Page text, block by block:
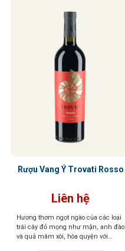
Rượu Vang Ý Trovati Rosso
Liên hệ
Hương thơm ngọt ngào của các loại
trái cây đỏ mọng như mận, anh đào
và quả mâm xôi, hòa quyện với